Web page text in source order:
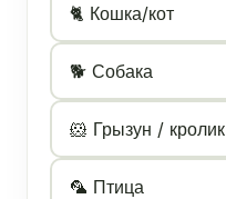
🐈 Кошка/кот
🐕 Собака
🐹 Грызун / кролик
🦜 Птица